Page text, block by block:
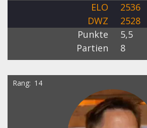
ELO
2536
DWZ
2528
Punkte
5,5
Partien
8
Rang 14